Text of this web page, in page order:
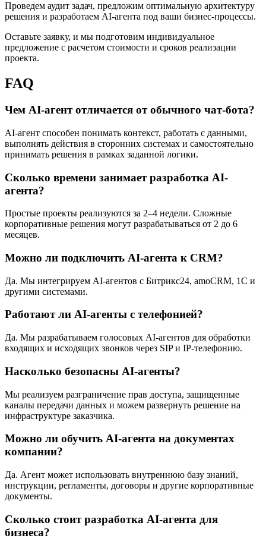
Проведем аудит задач, предложим оптимальную архитектуру
решения и разработаем AI-агента под ваши бизнес-процессы.
Оставьте заявку, и мы подготовим индивидуальное
предложение с расчетом стоимости и сроков реализации
проекта.
FAQ
Чем AI-агент отличается от обычного чат-бота?
AI-агент способен понимать контекст, работать с данными,
выполнять действия в сторонних системах и самостоятельно
принимать решения в рамках заданной логики.
Сколько времени занимает разработка AI-
агента?
Простые проекты реализуются за 2–4 недели. Сложные
корпоративные решения могут разрабатываться от 2 до 6
месяцев.
Можно ли подключить AI-агента к CRM?
Да. Мы интегрируем AI-агентов с Битрикс24, amoCRM, 1С и
другими системами.
Работают ли AI-агенты с телефонией?
Да. Мы разрабатываем голосовых AI-агентов для обработки
входящих и исходящих звонков через SIP и IP-телефонию.
Насколько безопасны AI-агенты?
Мы реализуем разграничение прав доступа, защищенные
каналы передачи данных и можем развернуть решение на
инфраструктуре заказчика.
Можно ли обучить AI-агента на документах
компании?
Да. Агент может использовать внутреннюю базу знаний,
инструкции, регламенты, договоры и другие корпоративные
документы.
Сколько стоит разработка AI-агента для
бизнеса?